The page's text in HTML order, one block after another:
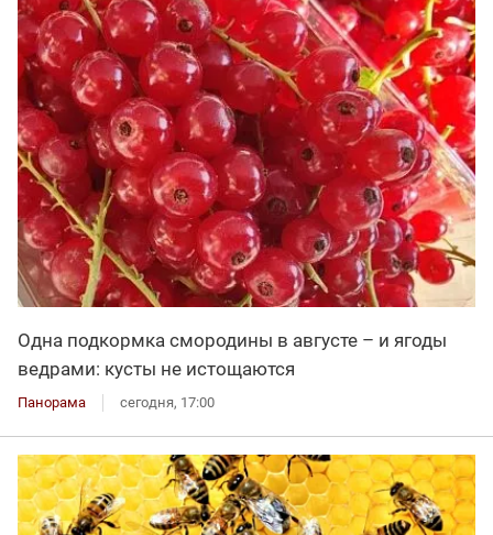
Одна подкормка смородины в августе – и ягоды
ведрами: кусты не истощаются
Панорама сегодня, 17:00